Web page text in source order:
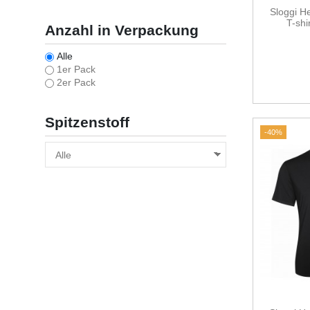
Sloggi
T-
-40%
Anzahl in Verpackung
Alle
1er Pack
2er Pack
Spitzenstoff